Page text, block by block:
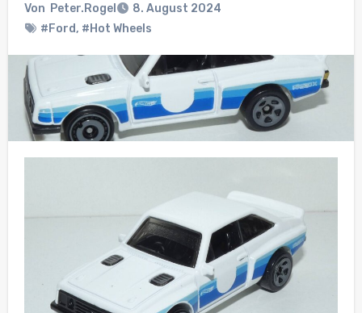
Von Peter.Rogel
8. August 2024
#Ford, #Hot Wheels